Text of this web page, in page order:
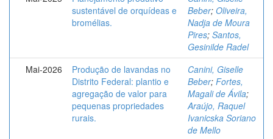
sustentável de orquídeas e
bromélias.
Beber; Oliveira,
Nadja de Moura
Pires; Santos,
Gesinilde Radel
Mai-2026
Produção de lavandas no
Distrito Federal: plantio e
agregação de valor para
pequenas propriedades
rurais.
Canini, Giselle
Beber; Fortes,
Magali de Ávila;
Araújo, Raquel
Ivanicska Soriano
de Mello